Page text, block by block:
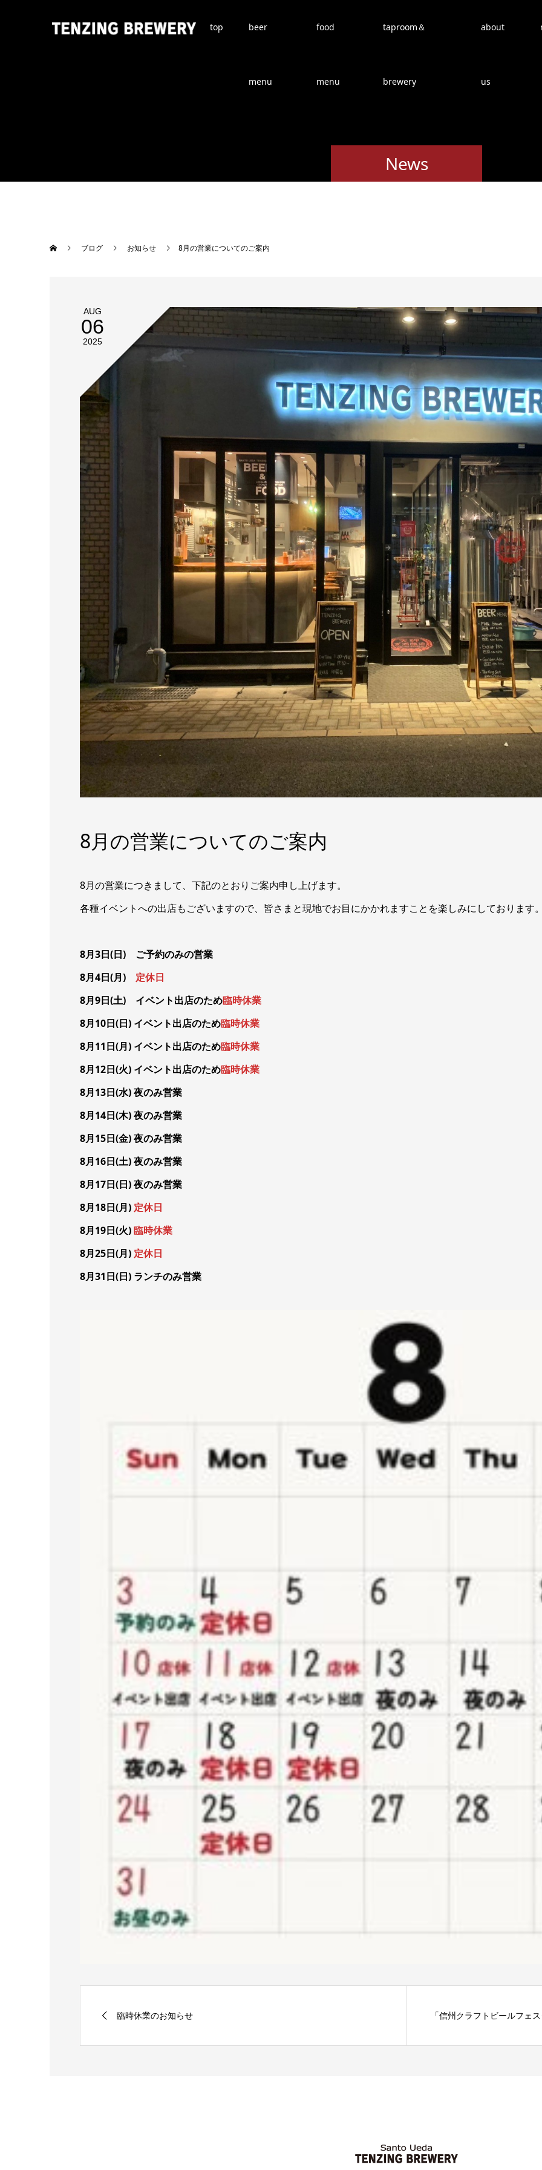
top beer
menu
food
menu
taproom＆
brewery
about
us
News
ブログ お知らせ 8月の営業についてのご案内
AUG
06
2025
8月の営業についてのご案内
8月の営業につきまして、下記のとおりご案内申し上げます。
各種イベントへの出店もございますので、皆さまと現地でお目にかかれますことを楽しみにしております
8月3日(日) ご予約のみの営業
8月4日(月) 定休日
8月9日(土) イベント出店のため臨時休業
8月10日(日) イベント出店のため臨時休業
8月11日(月) イベント出店のため臨時休業
8月12日(火) イベント出店のため臨時休業
8月13日(水) 夜のみ営業
8月14日(木) 夜のみ営業
8月15日(金) 夜のみ営業
8月16日(土) 夜のみ営業
8月17日(日) 夜のみ営業
8月18日(月) 定休日
8月19日(火)臨時休業
8月25日(月) 定休日
8月31日(日) ランチのみ営業
臨時休業のお知らせ 「信州クラフトビールフェ